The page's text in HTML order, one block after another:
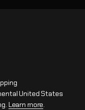
United States
Learn more.